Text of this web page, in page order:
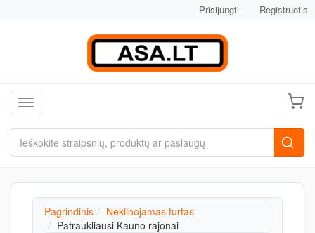
Prisijungti Registruotis
Toggle navigation
Pagrindinis
Nekilnojamas turtas
Patraukliausi Kauno rajonai